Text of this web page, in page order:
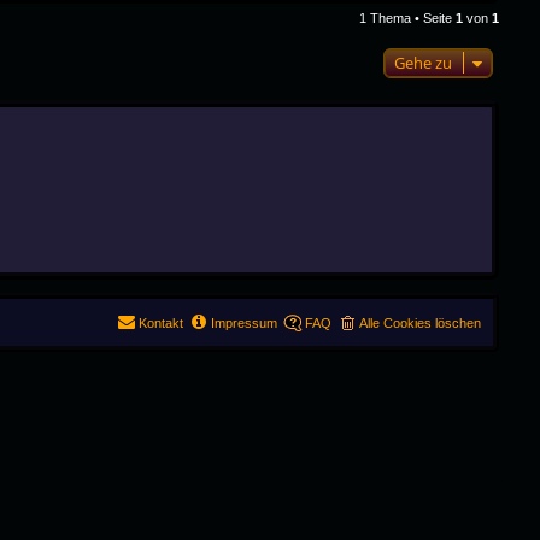
1 Thema • Seite1 von1
Gehe zu
Alle Cookies löschen
FAQ
Impressum
Kontakt